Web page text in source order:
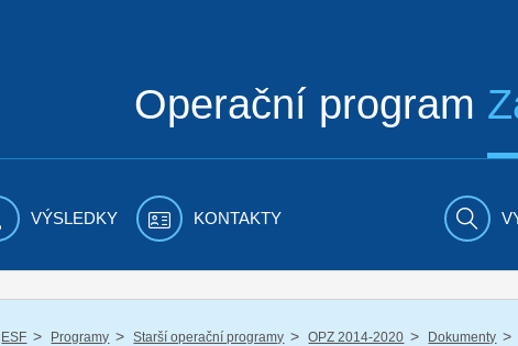
Operační program
VÝSLEDKY KONTAKTY
ESF / Programy / Starší operační programy / OPZ 2014-2020 / Dokumenty /